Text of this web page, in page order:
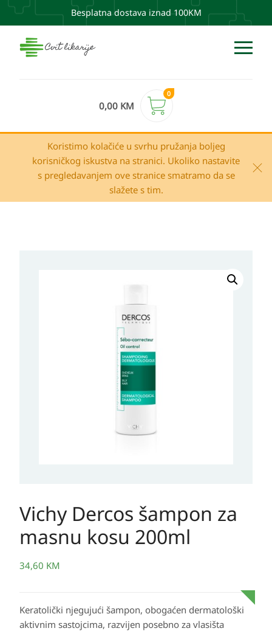
Besplatna dostava iznad 100KM
0,00 KM
0
Koristimo kolačiće u svrhu pružanja boljeg
korisničkog iskustva na stranici. Ukoliko nastavite
s pregledavanjem ove stranice smatramo da se
slažete s tim.
Vichy Dercos šampon za
masnu kosu 200ml
34,60 KM
Keratolički njegujući šampon, obogaćen dermatološki
aktivnim sastojcima, razvijen posebno za vlasišta